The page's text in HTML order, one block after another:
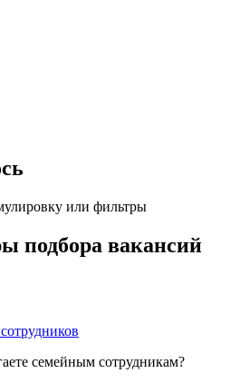
или фильтры
подбора вакансий
семейным сотрудникам?